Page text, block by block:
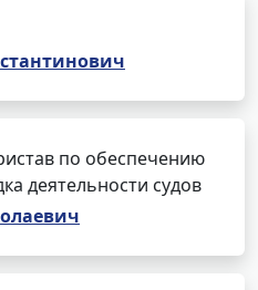
по обеспечению
деятельности судов